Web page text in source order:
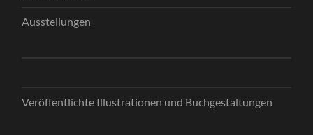
Ausstellungen
Veröffentlichte Illustrationen und Buchgestaltungen